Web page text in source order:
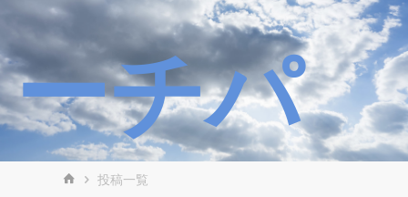
ーチパ
ホ 投稿一覧